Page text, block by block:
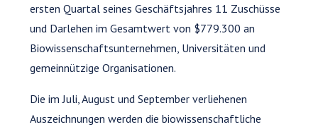
ersten Quartal seines Geschäftsjahres 11 Zuschüsse
und Darlehen im Gesamtwert von $779.300 an
Biowissenschaftsunternehmen, Universitäten und
gemeinnützige Organisationen.
Die im Juli, August und September verliehenen
Auszeichnungen werden die biowissenschaftliche